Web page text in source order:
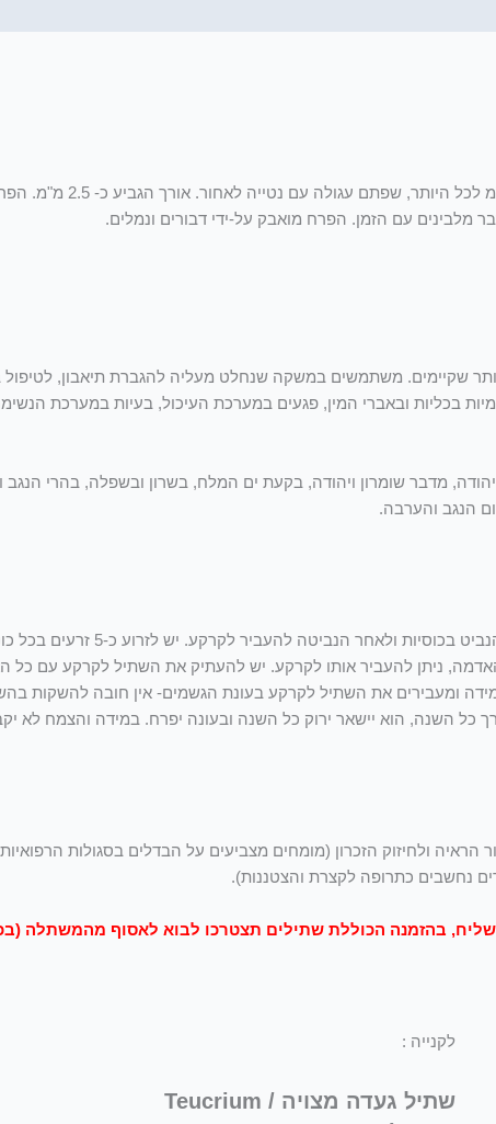
העלים דמויי יתד
מלבינים עם הזמן. הפרח מואבק על-ידי דבורים ונמלים.
שקיימים. משתמשים במשקה שנחלט מעליה להגברת תיאבון, לטיפול
בכליות ובאברי המין, פגעים במערכת העיכול, בעיות במערכת
מדבר שומרון ויהודה, בקעת ים המלח, בשרון ובשפלה, בהרי הנגב
הנגב והערבה.
את הזרעים של הצמחים הרב שנתיים
לגובה של כ-10 ס"מ מעל פני האדמה, ניתן להעביר אותו לקרקע. יש להעתיק את
כל השנה, הוא יישאר ירוק כל השנה ובעונה יפרח. במידה והצמח לא
הראיה ולחיזוק הזכרון (מומחים מצביעים על הבדלים בסגולות
בהזמנה הכוללת שתילים תצטרכו לבוא לאסוף מהמשתלה
לקנייה :
שתיל געדה מצויה / Teucrium